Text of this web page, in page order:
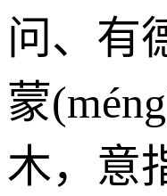
问、有
蒙
木，意